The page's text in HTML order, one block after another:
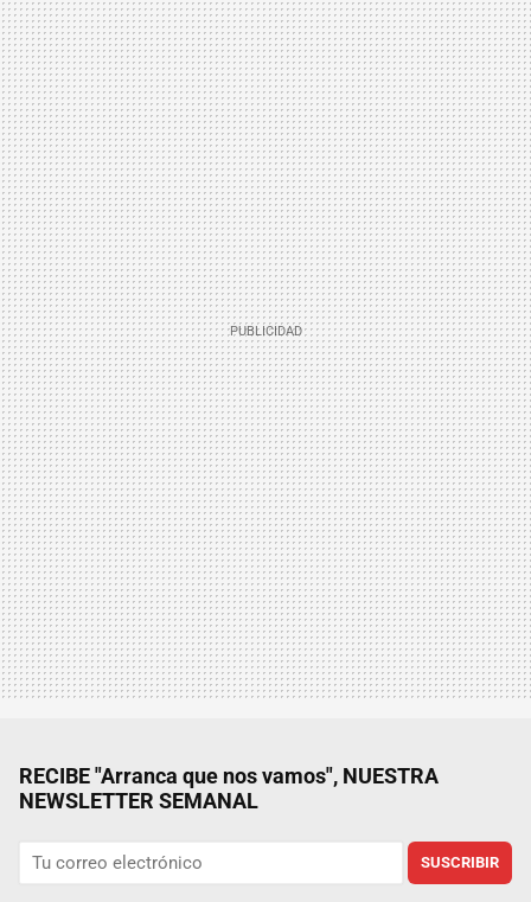
RECIBE "Arranca que nos vamos", NUESTRA
NEWSLETTER SEMANAL
SUSCRIBIR